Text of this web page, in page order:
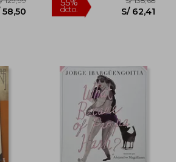
S/ 77,54
40%
dcto.